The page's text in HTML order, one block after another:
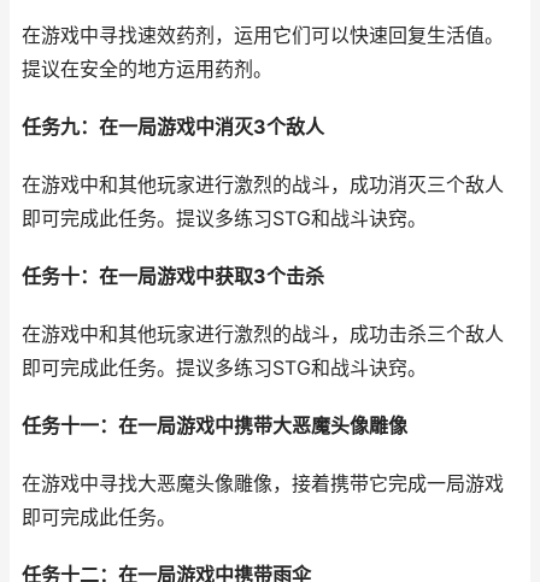
在游戏中寻找速效药剂，运用它们可以快速回复生活值。
提议在安全的地方运用药剂。
任务九：在一局游戏中消灭3个敌人
在游戏中和其他玩家进行激烈的战斗，成功消灭三个敌人
即可完成此任务。提议多练习STG和战斗诀窍。
任务十：在一局游戏中获取3个击杀
在游戏中和其他玩家进行激烈的战斗，成功击杀三个敌人
即可完成此任务。提议多练习STG和战斗诀窍。
任务十一：在一局游戏中携带大恶魔头像雕像
在游戏中寻找大恶魔头像雕像，接着携带它完成一局游戏
即可完成此任务。
任务十二：在一局游戏中携带雨伞